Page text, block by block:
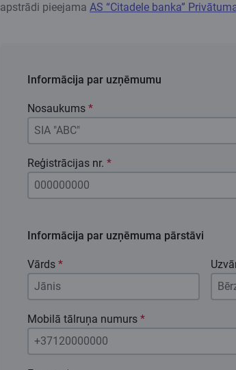
apstrādi pieejama AS “Citadele banka”
Informācija par uzņēmumu
Nosaukums *
Reģistrācijas nr. *
Informācija par uzņēmuma pārstāvi
Vārds *
Mobilā tālruņa numurs *